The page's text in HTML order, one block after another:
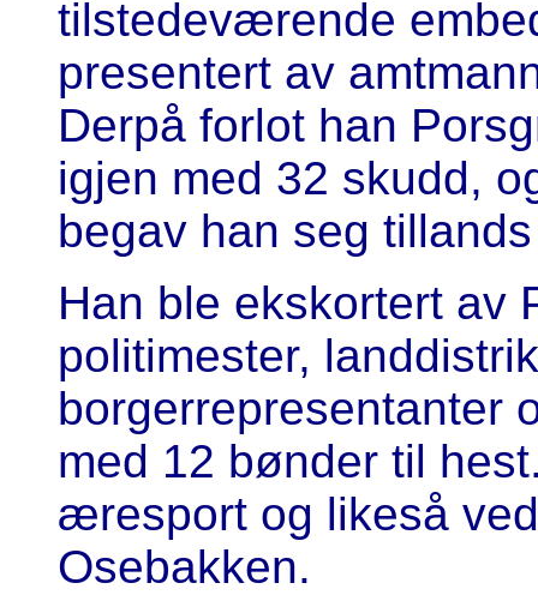
tilstedeværende
presentert av
Derpå forlot han
igjen med 32 skudd,
begav han seg
Han ble ekskortert av
politimester,
borgerrepresentanter
med 12 bønder til
æresport og likeså
Osebakken.